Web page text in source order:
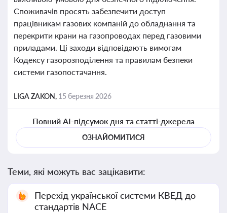
Споживачів просять забезпечити доступ
працівникам газових компаній до обладнання та
перекрити крани на газопроводах перед газовими
приладами. Ці заходи відповідають вимогам
Кодексу газорозподілення та правилам безпеки
системи газопостачання.
LIGA ZAKON, 15 березня 2026
Повний AI-підсумок дня та статті-джерела
ОЗНАЙОМИТИСЯ
Теми, які можуть вас зацікавити:
Перехід української системи КВЕД до
стандартів NACE